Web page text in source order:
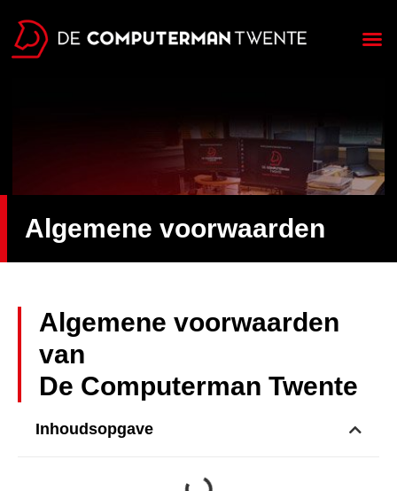
Algemene voorwaarden
Algemene voorwaarden
van
De Computerman Twente
Inhoudsopgave